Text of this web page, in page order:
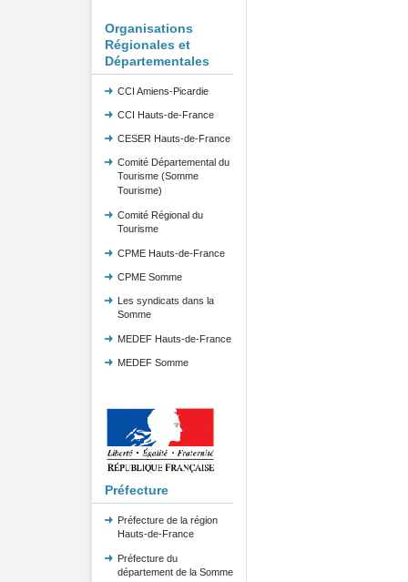
Organisations
Régionales et
Départementales
CCI Amiens-Picardie
CCI Hauts-de-France
CESER Hauts-de-France
Comité Départemental du
Tourisme (Somme
Tourisme)
Comité Régional du
Tourisme
CPME Hauts-de-France
CPME Somme
Les syndicats dans la
Somme
MEDEF Hauts-de-France
MEDEF Somme
Préfecture
Préfecture de la région
Hauts-de-France
Préfecture du
département de la Somme